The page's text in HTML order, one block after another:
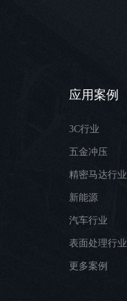
应用案例
3C行业
五金冲压
精密马达行业
新能源
汽车行业
表面处理行业
更多案例